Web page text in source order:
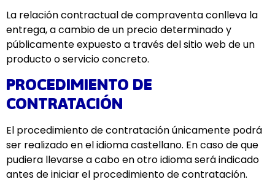
La relación contractual de compraventa conlleva la
entrega, a cambio de un precio determinado y
públicamente expuesto a través del sitio web de un
producto o servicio concreto.
PROCEDIMIENTO DE
CONTRATACIÓN
El procedimiento de contratación únicamente podrá
ser realizado en el idioma castellano. En caso de que
pudiera llevarse a cabo en otro idioma será indicado
antes de iniciar el procedimiento de contratación.